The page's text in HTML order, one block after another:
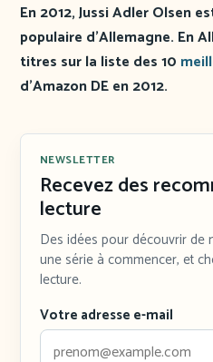
En 2012, Jussi Adler Olsen
populaire d’Allemagne. En
titres sur la liste des 10
d’Amazon DE en 2012.
NEWSLETTER
Recevez des
lecture
Des idées pour découvrir de
une série à commencer, et
lecture.
Votre adresse e-mail